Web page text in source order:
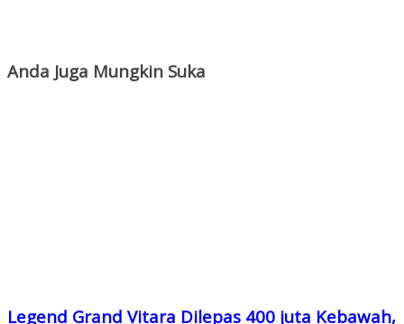
Anda Juga Mungkin Suka
Legend Grand Vitara Dilepas 400 juta Kebawah,